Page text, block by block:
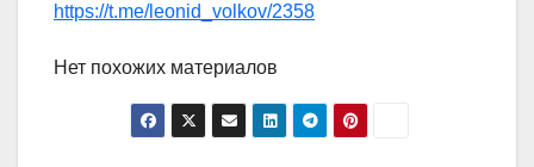
https://t.me/leonid_volkov/2358
Нет похожих материалов